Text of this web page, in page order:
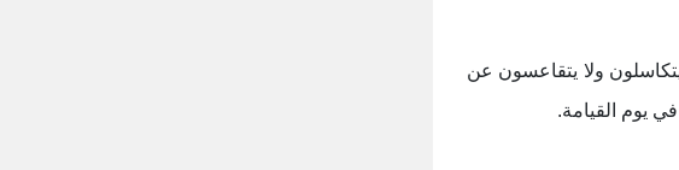
ولا يتقاعسون عن
يوم القيامة.